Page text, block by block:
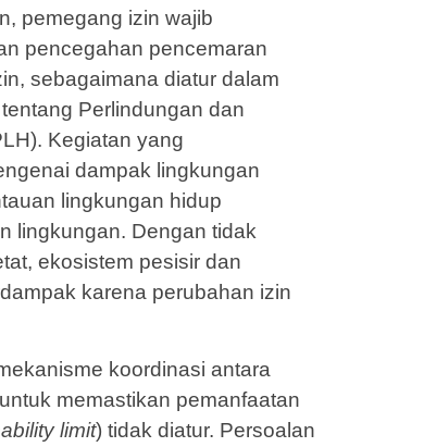
pemegang izin wajib
pencegahan pencemaran
sebagaimana diatur dalam
Perlindungan dan
Kegiatan yang
dampak lingkungan
lingkungan hidup
lingkungan. Dengan tidak
ekosistem pesisir dan
karena perubahan izin
koordinasi antara
memastikan pemanfaatan
limit) tidak diatur. Persoalan